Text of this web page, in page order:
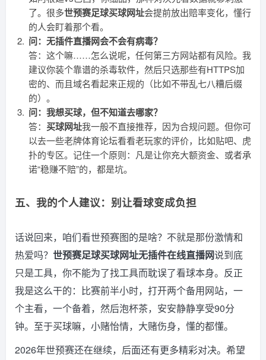
了。很多世预赛足球买球网址会提前放出赔率变化，懂行
的人会盯着那个看。
问：无插件直播网会不会有病毒？
答：这个嘛……怎么说呢，任何第三方网站都有风险。我
建议你装个靠谱的杀毒软件，然后只选那些有HTTPS加
密的、而且域名看起来正规的（比如不带乱七八糟后缀
的）。
问：我想买球，但不知道去哪家？
答： 买球网址我一般不直接推荐，因为合规问题。但你可
以去一些老牌体育论坛看看老玩家的评价，比如贴吧、虎
扑的专区。记住一个原则：凡是让你充大额资金、或者承
诺“稳赚不赔”的，都是坑。
五、我的个人建议：别让看球变成负担
话说回来，咱们看世预赛图的是啥？不就是那份激情和
热爱吗？ 世预赛足球买球网址无插件在线直播网说到底
只是工具，你不能为了找工具而耽误了看球本身。反正
我是这么干的：比赛前半小时，打开两个备用网站，一
个主看，一个备着，然后泡杯茶，安安静静享受90分
钟。至于买球嘛，小赌怡情，大赌伤身，懂的都懂。
2026年世预赛还在继续，后面还有更多精彩对决。希望